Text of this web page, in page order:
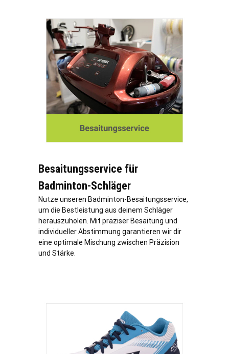
Besaitungsservice für
Badminton-Schläger
Nutze unseren Badminton-Besaitungsservice,
um die Bestleistung aus deinem Schläger
herauszuholen. Mit präziser Besaitung und
individueller Abstimmung garantieren wir dir
eine optimale Mischung zwischen Präzision
und Stärke.